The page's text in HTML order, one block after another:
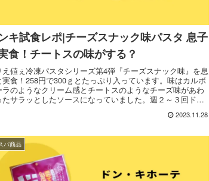
キ試食レポ|チーズスナック味パスタ 息子
食！チートスの味がする？
え値ぇ冷凍パスタシリーズ第4弾『チーズスナック味』を息
実食！258円で300ｇとたっぷり入っています。味はカルボ
ラのようなクリーム感とチートスのようなチーズ味があわ
たサラッとしたソースになっていました。週２～３回ドン
2023.11.28
パ商品